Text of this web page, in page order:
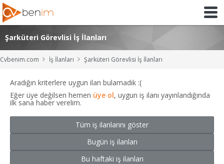
Şarküteri Görevlisi İş İlanları
Cvbenim.com İş İlanları Şarküteri Görevlisi İş İlanları
Aradığın kriterlere uygun ilan bulamadık :(
Eğer üye değilsen hemen üye ol, uygun iş ilanı yayınlandığında
ilk sana haber verelim.
Tüm iş ilanlarını göster
Bugün iş ilanları
Bu haftaki iş ilanları